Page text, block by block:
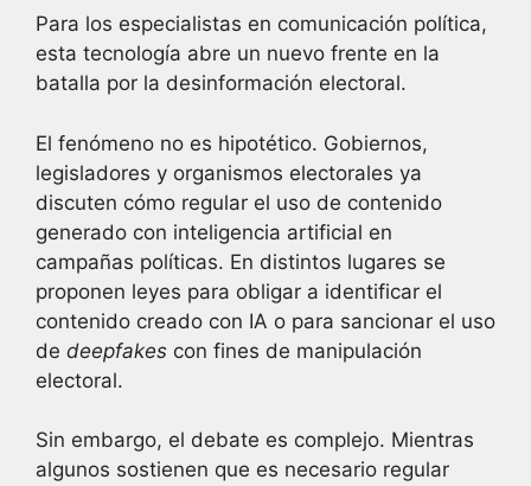
Para los especialistas en comunicación política,
esta tecnología abre un nuevo frente en la
batalla por la desinformación electoral.
El fenómeno no es hipotético. Gobiernos,
legisladores y organismos electorales ya
discuten cómo regular el uso de contenido
generado con inteligencia artificial en
campañas políticas. En distintos lugares se
proponen leyes para obligar a identificar el
contenido creado con IA o para sancionar el uso
de deepfakes con fines de manipulación
electoral.
Sin embargo, el debate es complejo. Mientras
algunos sostienen que es necesario regular